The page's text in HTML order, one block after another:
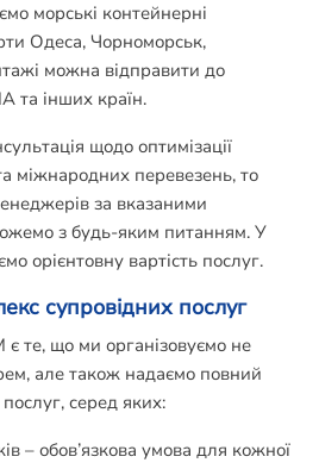
морські контейнерні
Одеса, Чорноморськ,
можна відправити до
та інших країн.
щодо оптимізації
міжнародних перевезень, то
за вказаними
з будь-яким питанням. У
орієнтовну вартість послуг.
супровідних послуг
те, що ми організовуємо не
але також надаємо повний
серед яких:
– обов’язкова умова для кожної